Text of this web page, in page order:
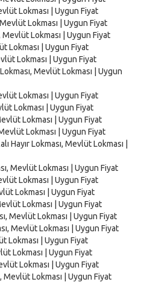
Lokması | Uygun Fiyat
Lokması | Uygun Fiyat
Mevlüt Lokması | Uygun Fiyat
Lokması | Uygun Fiyat
Lokması | Uygun Fiyat
Mevlüt Lokması | Uygun
Lokması | Uygun Fiyat
Lokması | Uygun Fiyat
Lokması | Uygun Fiyat
Lokması | Uygun Fiyat
Hayır Lokması, Mevlüt Lokması |
Mevlüt Lokması | Uygun Fiyat
Lokması | Uygun Fiyat
Lokması | Uygun Fiyat
Lokması | Uygun Fiyat
Mevlüt Lokması | Uygun Fiyat
Mevlüt Lokması | Uygun Fiyat
Lokması | Uygun Fiyat
Lokması | Uygun Fiyat
Lokması | Uygun Fiyat
Mevlüt Lokması | Uygun Fiyat